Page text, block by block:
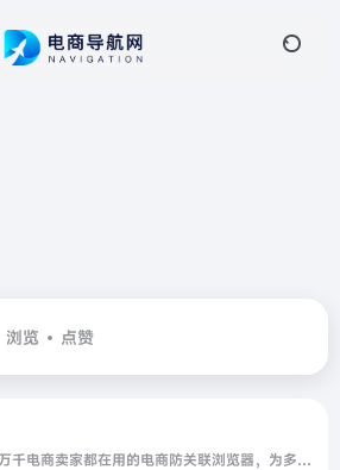
浏览 点赞
挖象浏览器是万千电商卖家都在用的电商防关联浏览器，为多店铺运营、账号矩阵营销提供账号多开、安全防护、团队协作等功能，还内置有超多电商资源，助力广泛业务高效运营、快速发展！